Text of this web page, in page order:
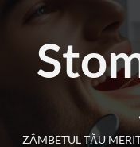
content
ZÂMBETUL TĂU